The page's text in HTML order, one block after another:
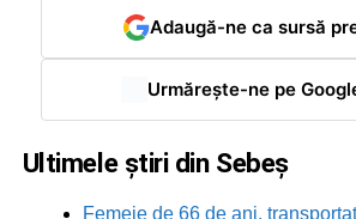
Adaugă-ne ca sursă
Urmărește-ne pe
Ultimele știri din Sebeș
Femeie de 66 de ani,